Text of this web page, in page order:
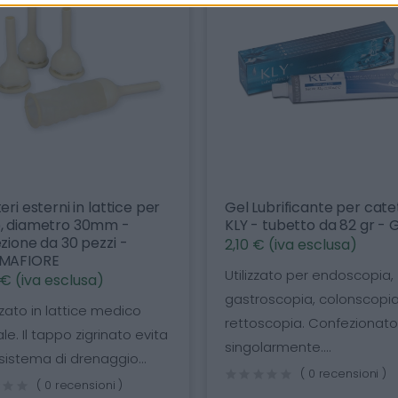
esterni in lattice per
diametro 30mm -
da 30 pezzi -
(iva esclusa)
in lattice medico
Il tappo zigrinato evita
di drenaggio...
( 0 recensioni )
Gel Lubrificante per
KLY - tubetto da 82 gr -
2,10 € (iva esclusa)
Utilizzato per endoscopia,
gastroscopia,
rettoscopia. Confezionato
singolarmente....
( 0 recensioni )